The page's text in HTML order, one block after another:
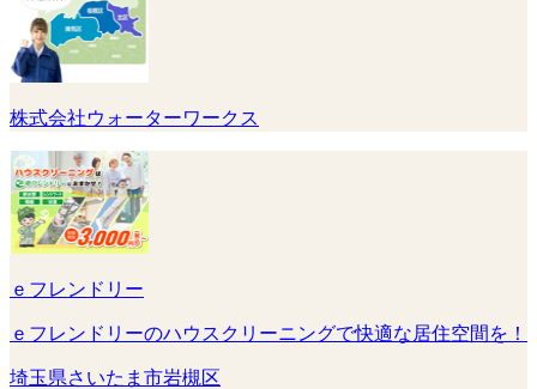
株式会社ウォーターワークス
ｅフレンドリー
ｅフレンドリーのハウスクリーニングで快適な居住空間を！
埼玉県さいたま市岩槻区